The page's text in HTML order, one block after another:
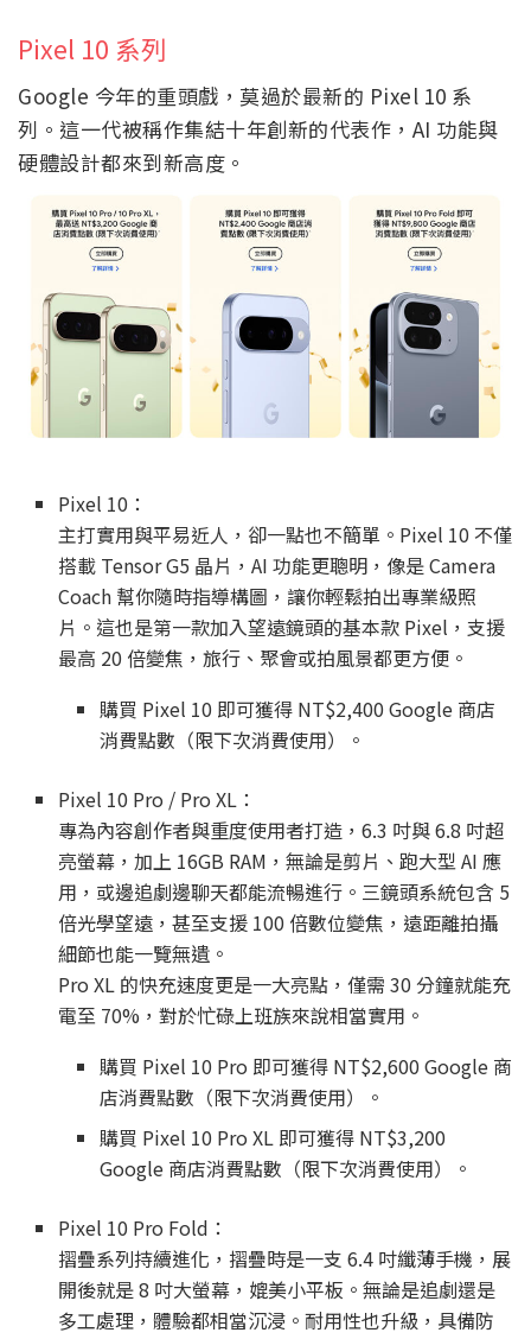
Pixel 10 系列
Google 今年的重頭戲，莫過於最新的 Pixel 10 系
列。這一代被稱作集結十年創新的代表作，AI 功能與
硬體設計都來到新高度。
Pixel 10：
主打實用與平易近人，卻一點也不簡單。Pixel 10 不僅
搭載 Tensor G5 晶片，AI 功能更聰明，像是 Camera
Coach 幫你隨時指導構圖，讓你輕鬆拍出專業級照
片。這也是第一款加入望遠鏡頭的基本款 Pixel，支援
最高 20 倍變焦，旅行、聚會或拍風景都更方便。
購買 Pixel 10 即可獲得 NT$2,400 Google 商店
消費點數（限下次消費使用）。
Pixel 10 Pro / Pro XL：
專為內容創作者與重度使用者打造，6.3 吋與 6.8 吋超
亮螢幕，加上 16GB RAM，無論是剪片、跑大型 AI 應
用，或邊追劇邊聊天都能流暢進行。三鏡頭系統包含 5
倍光學望遠，甚至支援 100 倍數位變焦，遠距離拍攝
細節也能一覽無遺。
Pro XL 的快充速度更是一大亮點，僅需 30 分鐘就能充
電至 70%，對於忙碌上班族來說相當實用。
購買 Pixel 10 Pro 即可獲得 NT$2,600 Google 商
店消費點數（限下次消費使用）。
購買 Pixel 10 Pro XL 即可獲得 NT$3,200
Google 商店消費點數（限下次消費使用）。
Pixel 10 Pro Fold：
摺疊系列持續進化，摺疊時是一支 6.4 吋纖薄手機，展
開後就是 8 吋大螢幕，媲美小平板。無論是追劇還是
多工處理，體驗都相當沉浸。耐用性也升級，具備防